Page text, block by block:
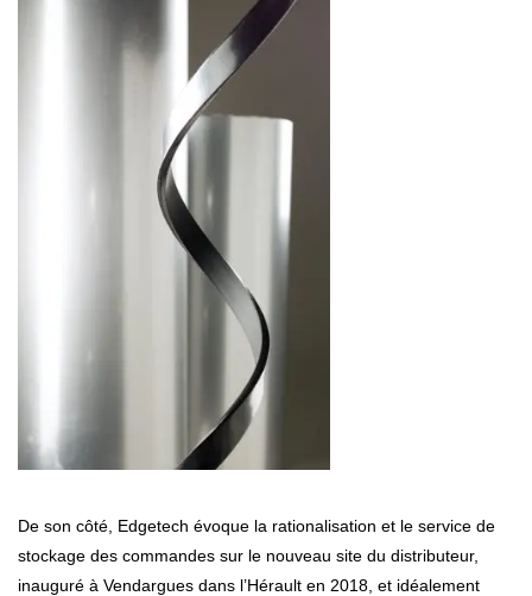
De son côté, Edgetech évoque la rationalisation et le service de
stockage des commandes sur le nouveau site du distributeur,
inauguré à Vendargues dans l’Hérault en 2018, et idéalement